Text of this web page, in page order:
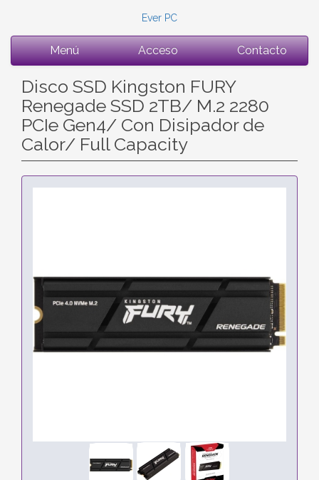
Ever PC
Menú Acceso Contacto
Disco SSD Kingston FURY
Renegade SSD 2TB/ M.2 2280
PCIe Gen4/ Con Disipador de
Calor/ Full Capacity